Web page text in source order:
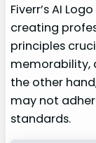
Fiverr’s AI
creating
principles
memorability,
the other
may not
standards.